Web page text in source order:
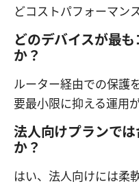
どコストパフォーマン
どのデバイスが最
か？
ルーター経由での保護
要最小限に抑える運用
法人向けプランで
か？
はい、法人向けには柔